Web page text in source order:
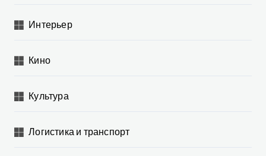
Интерьер
Кино
Культура
Логистика и транспорт